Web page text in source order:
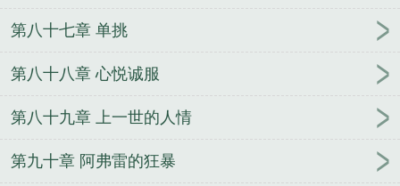
第八十七章 单挑
第八十八章 心悦诚服
第八十九章 上一世的人情
第九十章 阿弗雷的狂暴